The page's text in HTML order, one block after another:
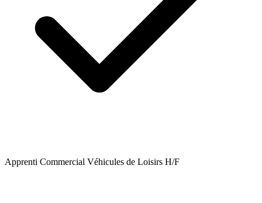
Apprenti Commercial Véhicules de Loisirs H/F